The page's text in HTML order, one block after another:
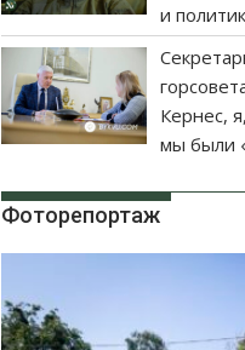
и
Кернес,
мы были
Фоторепортаж